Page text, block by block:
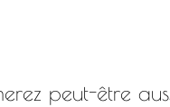
peut-être